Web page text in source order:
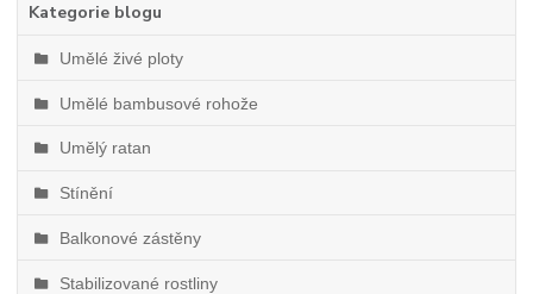
Kategorie blogu
Umělé živé ploty
Umělé bambusové rohože
Umělý ratan
Stínění
Balkonové zástěny
Stabilizované rostliny